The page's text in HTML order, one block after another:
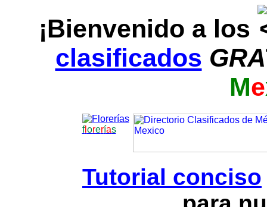
¡Bienvenido a los
clasificados
Me
florerías
Tutorial conciso